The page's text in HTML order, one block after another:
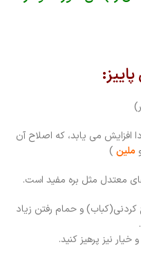
افزایش می یابد، که اصلاح آن
ملین )
معتدل مثل بره مفید است.
و حمام رفتن زیاد
نیز پرهیز کنید.